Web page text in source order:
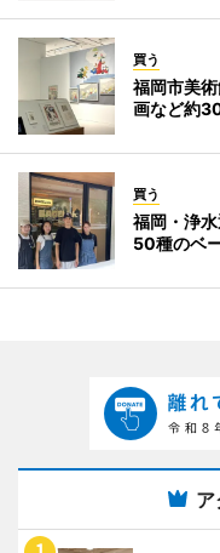
買う
福岡市美
画など約
買う
福岡・浄
50種のベ